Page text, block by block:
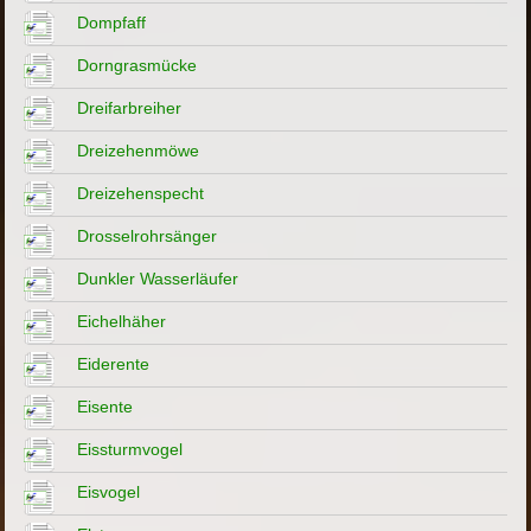
Dompfaff
Dorngrasmücke
Dreifarbreiher
Dreizehenmöwe
Dreizehenspecht
Drosselrohrsänger
Dunkler Wasserläufer
Eichelhäher
Eiderente
Eisente
Eissturmvogel
Eisvogel